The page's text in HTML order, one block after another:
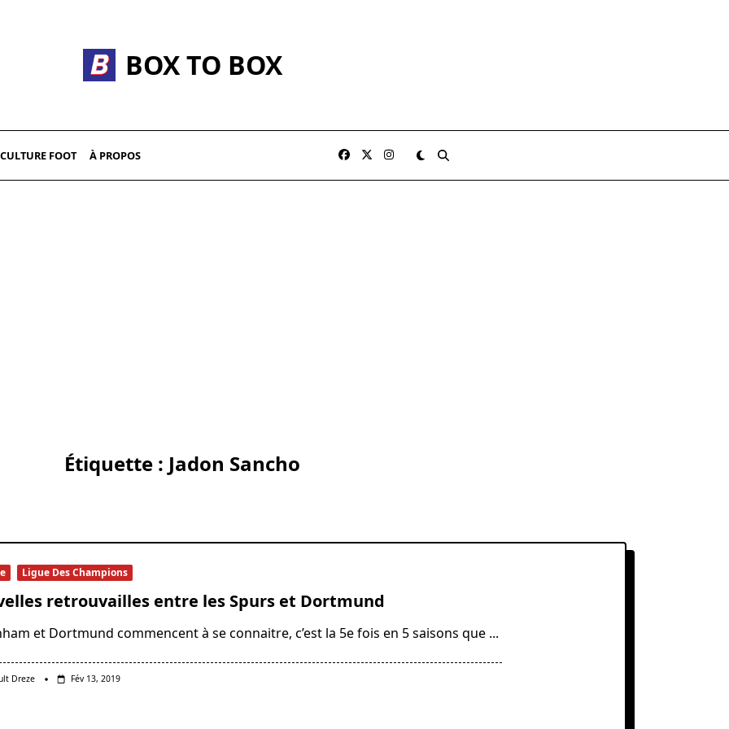
BOX TO BOX
CULTURE FOOT À PROPOS
Étiquette : Jadon Sancho
Ligue Des Champions
retrouvailles entre les Spurs et Dortmund
et Dortmund commencent à se connaitre, c’est la 5e fois en 5 saisons que ...
Dreze Fév 13, 2019